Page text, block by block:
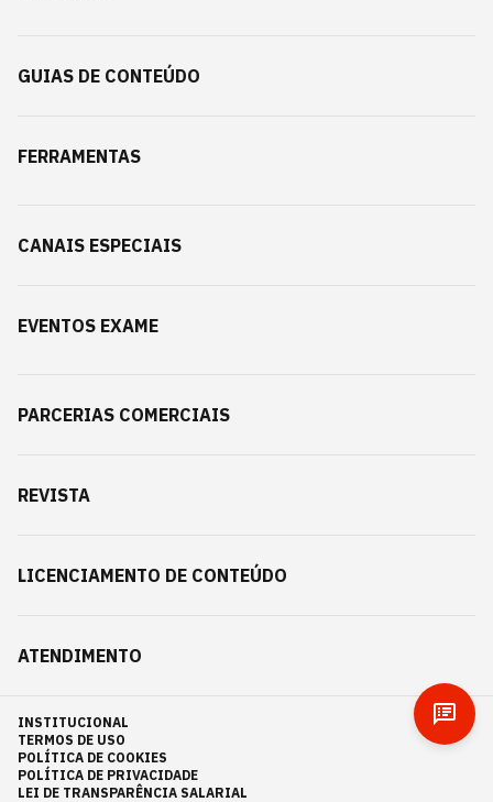
GUIAS DE CONTEÚDO
FERRAMENTAS
CANAIS ESPECIAIS
EVENTOS EXAME
PARCERIAS COMERCIAIS
REVISTA
LICENCIAMENTO DE CONTEÚDO
ATENDIMENTO
INSTITUCIONAL
TERMOS DE USO
POLÍTICA DE COOKIES
POLÍTICA DE PRIVACIDADE
LEI DE TRANSPARÊNCIA SALARIAL